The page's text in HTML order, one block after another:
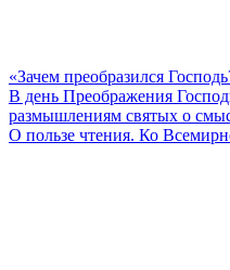
«Зачем преобразился
В день Преображения
размышлениям святых о
О пользе чтения. Ко